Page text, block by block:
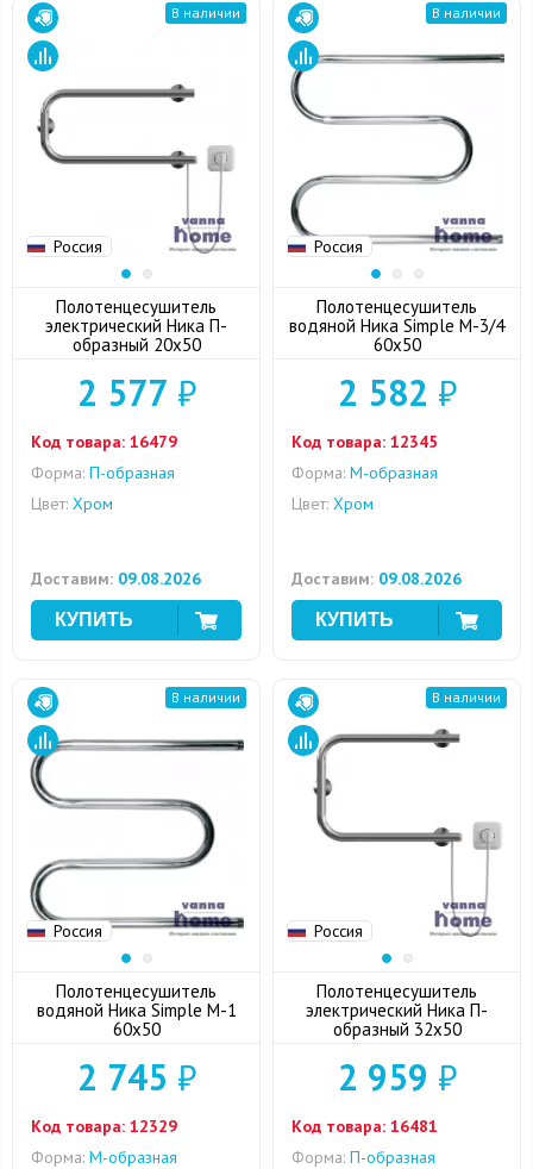
Россия
В наличии
Полотенцесушитель
электрический Ника П-
образный 20x50
2 577 ₽
Код товара: 16479
Форма: П-образная
Цвет: Хром
Доставим: 09.08.2026
Россия
В наличии
Полотенцесушитель
водяной Ника Simple М-3/4
60x50
2 582 ₽
Код товара: 12345
Форма: M-образная
Цвет: Хром
Доставим: 09.08.2026
Россия
В наличии
Полотенцесушитель
водяной Ника Simple М-1
60x50
2 745 ₽
Код товара: 12329
Форма: M-образная
Россия
В наличии
Полотенцесушитель
электрический Ника П-
образный 32x50
2 959 ₽
Код товара: 16481
Форма: П-образная